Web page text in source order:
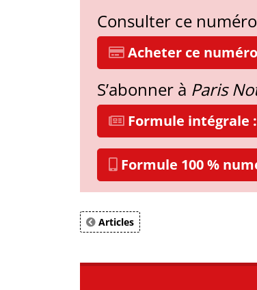
Consulter ce numéro
Acheter ce
S’abonner à Paris
Formule intégrale
Formule 100 %
Articles